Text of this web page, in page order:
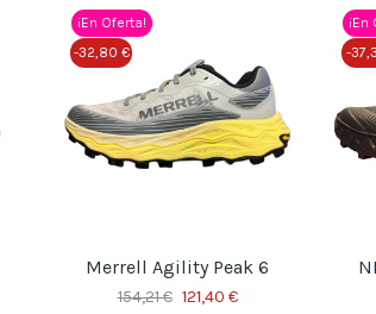
-32,80 €
¡En Oferta!
Merrell Agility Peak 6
154,21 € 121,40 €
-
¡En